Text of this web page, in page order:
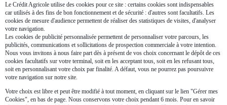
Pour financer des travaux supérieurs à 75 000 € : vous pouvez
souscrire unprêt immobilier amortissable classique,à taux
fixe ou à taux révisable
(en fonction de l'évolution des taux
immobiliers). Notez que pour des sommes de cette ampleur, le
règlement des factures et des appels de fonds est généralement
effectué directement par la banque.
Si le montant que vous souhaitez emprunter est inférieur ou
égal à 75 000 € : le prêt prend la forme d’uncrédit à la
consommation(5)
Le Crédit Agricole utilise des cookies pour ce site : certains cookies sont indispensables
car utilisés à des fins de bon fonctionnement et de sécurité : d'autres sont facultatifs. Les
cookies de mesure d'audience permettent de réaliser des statistiques de visites, d'analyser
votre navigation.
Les cookies de publicité personnalisée permettent de personnaliser votre parcours, les
publicités, communications et sollicitations de prospection commerciale à votre intention.
Nous vous invitons à nous faire part dès à présent de vos choix concernant le dépôt de ces
cookies facultatifs sur votre terminal, soit en les acceptant tous, soit en les refusant tous,
soit en personnalisant votre choix par finalité. A défaut, vous ne pourrez pas poursuivre
votre navigation sur notre site.
Votre choix est libre et peut être modifié à tout moment, en cliquant sur le lien "Gérer mes
Cookies", en bas de page. Nous conservons votre choix pendant 6 mois. Pour en savoir